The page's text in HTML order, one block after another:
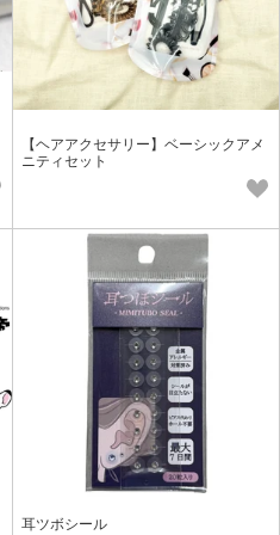
【ヘアアクセサリー】ベーシックアメ
ニティセット
耳ツボシール